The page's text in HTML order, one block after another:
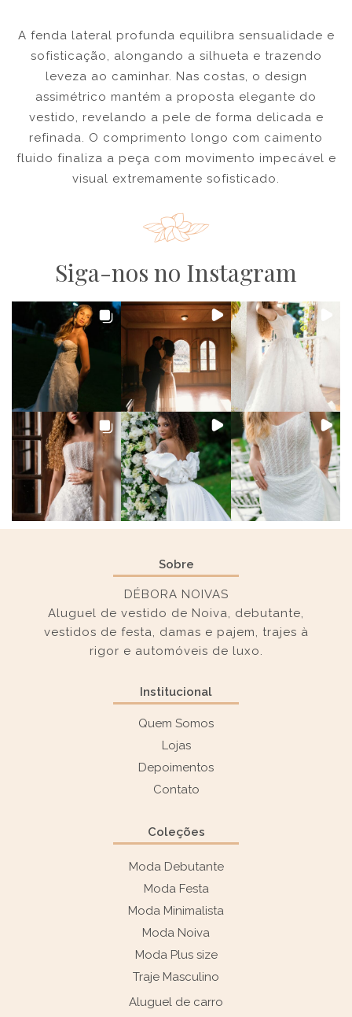
A fenda lateral profunda equilibra sensualidade e
sofisticação, alongando a silhueta e trazendo
leveza ao caminhar. Nas costas, o design
assimétrico mantém a proposta elegante do
vestido, revelando a pele de forma delicada e
refinada. O comprimento longo com caimento
fluido finaliza a peça com movimento impecável e
visual extremamente sofisticado.
Siga-nos no Instagram
Sobre
DÉBORA NOIVAS
Aluguel de vestido de Noiva, debutante,
vestidos de festa, damas e pajem, trajes à
rigor e automóveis de luxo.
Institucional
Quem Somos
Lojas
Depoimentos
Contato
Coleções
Moda Debutante
Moda Festa
Moda Minimalista
Moda Noiva
Moda Plus size
Traje Masculino
Aluguel de carro